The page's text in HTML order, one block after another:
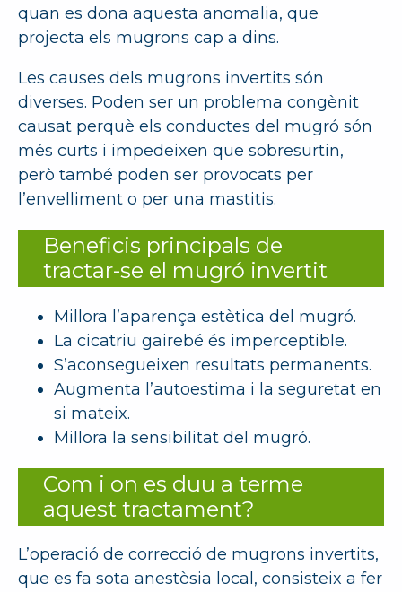
quan es dona aquesta anomalia, que
projecta els mugrons cap a dins.
Les causes dels mugrons invertits són
diverses. Poden ser un problema congènit
causat perquè els conductes del mugró són
més curts i impedeixen que sobresurtin,
però també poden ser provocats per
l’envelliment o per una mastitis.
Beneficis principals de
tractar-se el mugró invertit
Millora l’aparença estètica del mugró.
La cicatriu gairebé és imperceptible.
S’aconsegueixen resultats permanents.
Augmenta l’autoestima i la seguretat en
si mateix.
Millora la sensibilitat del mugró.
Com i on es duu a terme
aquest tractament?
L’operació de correcció de mugrons invertits,
que es fa sota anestèsia local, consisteix a fer